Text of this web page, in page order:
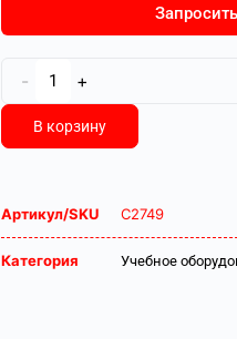
- +
В корзину
Артикул/SKU С2749
Категория Учебное